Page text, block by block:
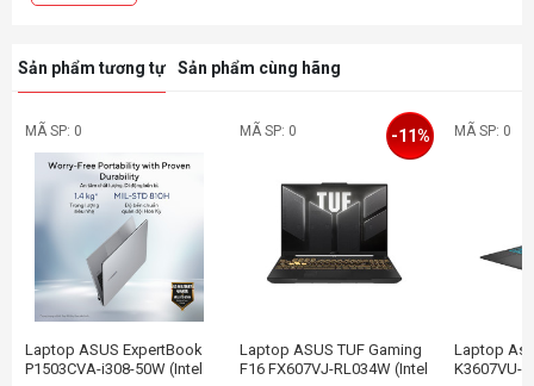
Sản phẩm tương tự Sản phẩm cùng hãng
MÃ SP: 0
Laptop ASUS ExpertBook
P1503CVA-i308-50W (Intel
MÃ SP: 0
Laptop ASUS TUF Gaming
F16 FX607VJ-RL034W (Intel
-11% MÃ SP: 0
Laptop
K3607VU-